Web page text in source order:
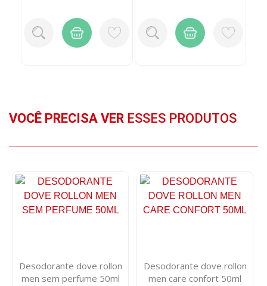
VOCÊ PRECISA VER ESSES PRODUTOS
Desodorante dove rollon
men sem perfume 50ml
Desodorante dove rollon
men care confort 50ml